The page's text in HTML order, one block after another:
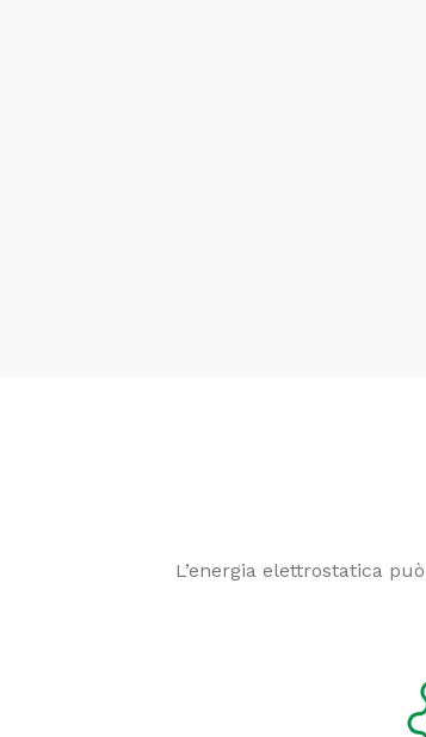
L’energia elettrostatica